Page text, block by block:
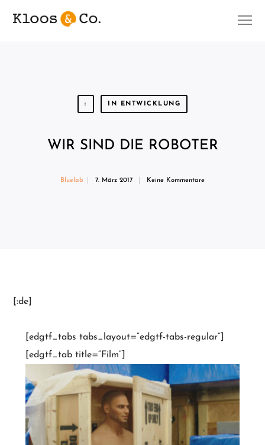
: IN ENTWICKLUNG
WIR SIND DIE ROBOTER
Bluelab 7. März 2017 Keine Kommentare
[:de]
[edgtf_tabs tabs_layout=“edgtf-tabs-regular“]
[edgtf_tab title=“Film“]